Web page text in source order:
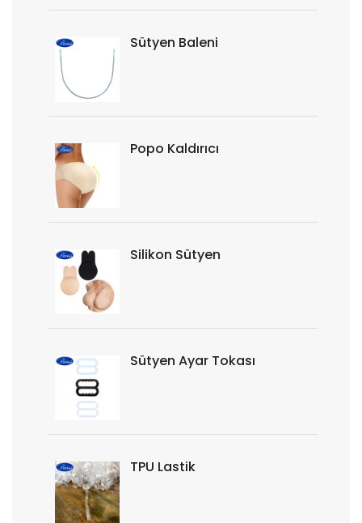
Sütyen Baleni
Popo Kaldırıcı
Silikon Sütyen
Sütyen Ayar Tokası
TPU Lastik